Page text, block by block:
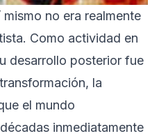
no era realmente
Como actividad en
desarrollo posterior fue
la
el mundo
inmediatamente